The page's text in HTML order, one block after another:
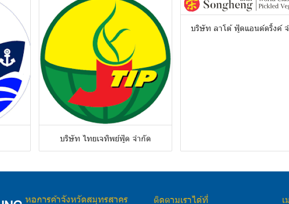
บริษัท ไทยเจทิพย์ฟู้ด จำกัด
บริษัท ลาโต้ ฟู้ดแอนด์ดริ้งค์
หอการค้าจังหวัดสมุทรสาคร ติดตามเราได้ที่ เ